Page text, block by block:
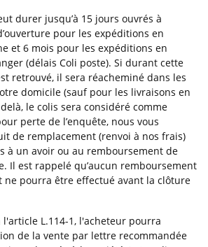
durer jusqu’à 15 jours ouvrés à
pour les expéditions en
et 6 mois pour les expéditions en
(délais Coli poste). Si durant cette
retrouvé, il sera réacheminé dans les
domicile (sauf pour les livraisons en
le colis sera considéré comme
perte de l’enquête, nous vous
de remplacement (renvoi à nos frais)
à un avoir ou au remboursement de
Il est rappelé qu’aucun remboursement
pourra être effectué avant la clôture
l'article L.114-1, l'acheteur pourra
de la vente par lettre recommandée